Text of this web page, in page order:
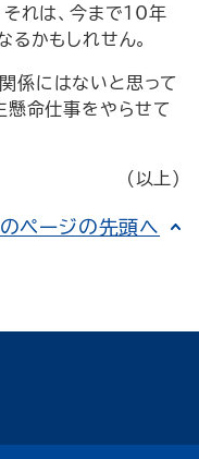
それは、今まで10年
かもしれせん。
係にはないと思って
懸命仕事をやらせて
(以上)
ページの先頭へ